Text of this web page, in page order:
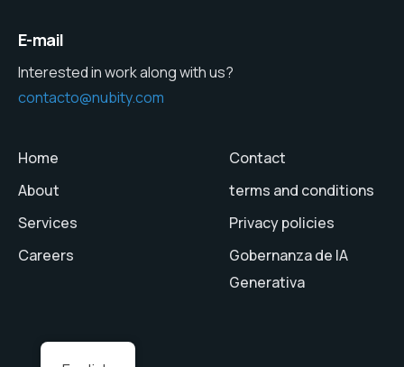
E-mail
Interested in work along with us?
contacto@nubity.com
Home
About
Services
Careers
Contact
terms and conditions
Privacy policies
Gobernanza de IA
Generativa